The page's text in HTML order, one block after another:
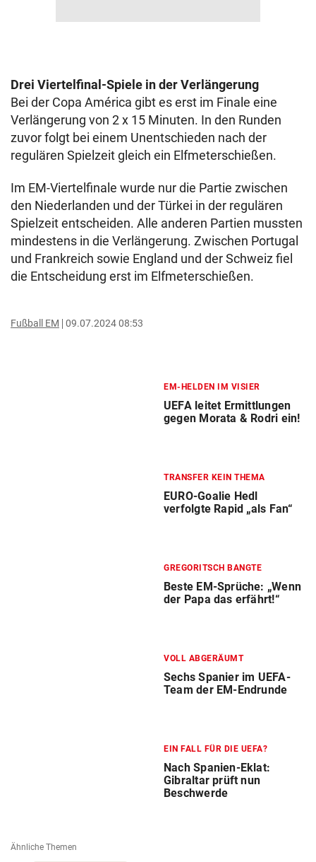
Drei Viertelfinal-Spiele in der Verlängerung
Bei der Copa América gibt es erst im Finale eine
Verlängerung von 2 x 15 Minuten. In den Runden
zuvor folgt bei einem Unentschieden nach der
regulären Spielzeit gleich ein Elfmeterschießen.
Im EM-Viertelfinale wurde nur die Partie zwischen
den Niederlanden und der Türkei in der regulären
Spielzeit entscheiden. Alle anderen Partien mussten
mindestens in die Verlängerung. Zwischen Portugal
und Frankreich sowie England und der Schweiz fiel
die Entscheidung erst im Elfmeterschießen.
Fußball EM 09.07.2024 08:53
EM-HELDEN IM VISIER
UEFA leitet Ermittlungen
gegen Morata & Rodri ein!
TRANSFER KEIN THEMA
EURO-Goalie Hedl
verfolgte Rapid „als Fan“
GREGORITSCH BANGTE
Beste EM-Sprüche: „Wenn
der Papa das erfährt!“
VOLL ABGERÄUMT
Sechs Spanier im UEFA-
Team der EM-Endrunde
EIN FALL FÜR DIE UEFA?
Nach Spanien-Eklat:
Gibraltar prüft nun
Beschwerde
Ähnliche Themen